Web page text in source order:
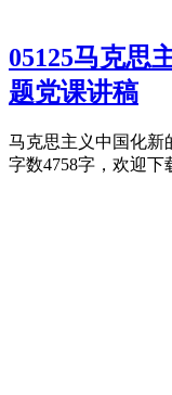
05125马克思
题党课讲稿
马克思主义中国化新
字数4758字，欢迎下